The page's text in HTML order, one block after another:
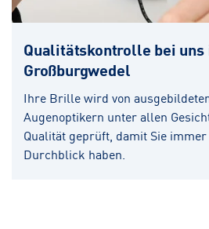
Qualitätskontrolle bei uns
Großburgwedel
Ihre Brille wird von
Augenoptikern unter allen
Qualität geprüft, damit Sie
Durchblick haben.